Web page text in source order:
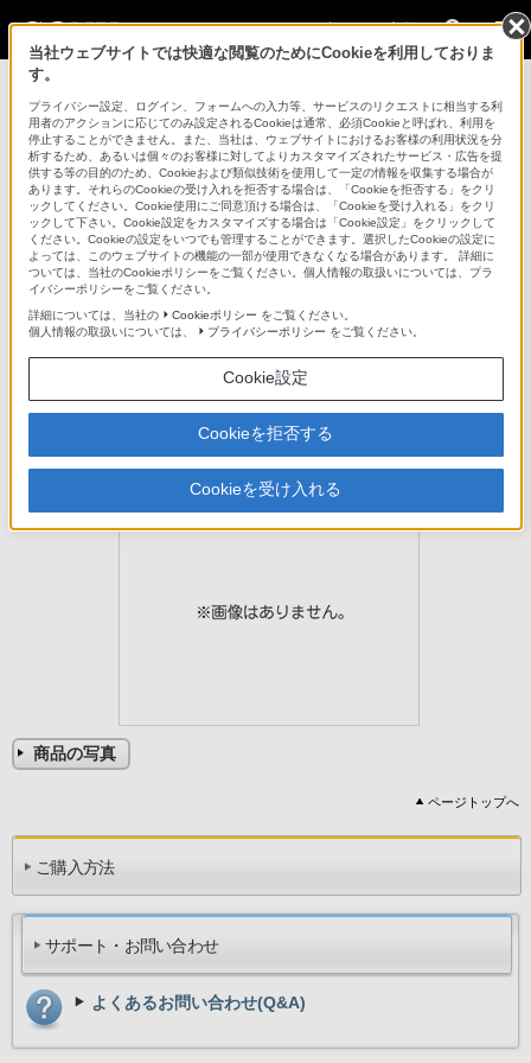
法人のお客様
バッテリー / 電源関連 > BP-FLX75
法人のお客様
バッテリー / 電源関連
BP-FLX75
オリビン型リン酸鉄リチウムイオンを採用し長寿命・短充電時間を
実現。容量 約75Wh
リチウムイオンバッテリーパック
BP-FLX75
商品の写真
ページトップへ
ご購入方法
サポート・お問い合わせ
よくあるお問い合わせ(Q&A)
当社ウェブサイトでは快適な閲覧のためにCookieを利用しておりま
す。
プライバシー設定、ログイン、フォームへの入力等、サービスのリクエストに相当する利
用者のアクションに応じてのみ設定されるCookieは通常、必須Cookieと呼ばれ、利用を
停止することができません。また、当社は、ウェブサイトにおけるお客様の利用状況を分
析するため、あるいは個々のお客様に対してよりカスタマイズされたサービス・広告を提
供する等の目的のため、Cookieおよび類似技術を使用して一定の情報を収集する場合が
あります。それらのCookieの受け入れを拒否する場合は、「Cookieを拒否する」をクリ
ックしてください。Cookie使用にご同意頂ける場合は、「Cookieを受け入れる」をクリ
ックして下さい。Cookie設定をカスタマイズする場合は「Cookie設定」をクリックして
ください。Cookieの設定をいつでも管理することができます。選択したCookieの設定に
よっては、このウェブサイトの機能の一部が使用できなくなる場合があります。 詳細に
ついては、当社のCookieポリシーをご覧ください。個人情報の取扱いについては、プラ
イバシーポリシーをご覧ください。
詳細については、当社の
Cookieポリシー をご覧ください。
個人情報の取扱いについては、
プライバシーポリシー をご覧ください。
Cookie設定
Cookieを拒否する
Cookieを受け入れる